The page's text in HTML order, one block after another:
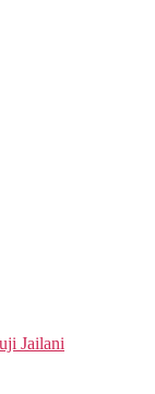
Jailani